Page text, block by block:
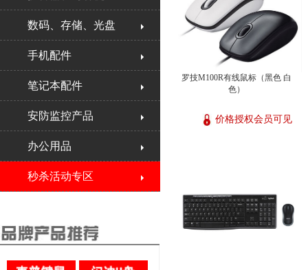
数码、存储、光盘
手机配件
笔记本配件
安防监控产品
办公用品
秒杀活动专区
罗技M100R有线鼠标（黑色 白
色）
价格授权会员可见